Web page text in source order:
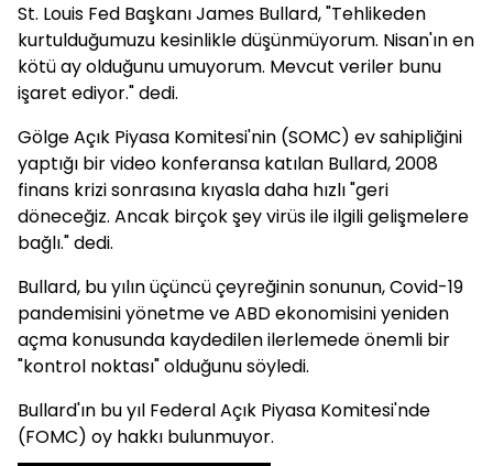
St. Louis Fed Başkanı James Bullard, "Tehlikeden
kurtulduğumuzu kesinlikle düşünmüyorum. Nisan'ın en
kötü ay olduğunu umuyorum. Mevcut veriler bunu
işaret ediyor." dedi.
Gölge Açık Piyasa Komitesi'nin (SOMC) ev sahipliğini
yaptığı bir video konferansa katılan Bullard, 2008
finans krizi sonrasına kıyasla daha hızlı "geri
döneceğiz. Ancak birçok şey virüs ile ilgili gelişmelere
bağlı." dedi.
Bullard, bu yılın üçüncü çeyreğinin sonunun, Covid-19
pandemisini yönetme ve ABD ekonomisini yeniden
açma konusunda kaydedilen ilerlemede önemli bir
"kontrol noktası" olduğunu söyledi.
Bullard'ın bu yıl Federal Açık Piyasa Komitesi'nde
(FOMC) oy hakkı bulunmuyor.